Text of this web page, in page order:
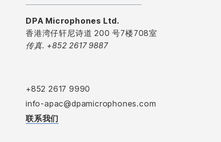
DPA Microphones Ltd.
香港湾仔轩尼诗道 200 号7楼708室
传真. +852 2617 9887
+852 2617 9990
info-apac@dpamicrophones.com
联系我们